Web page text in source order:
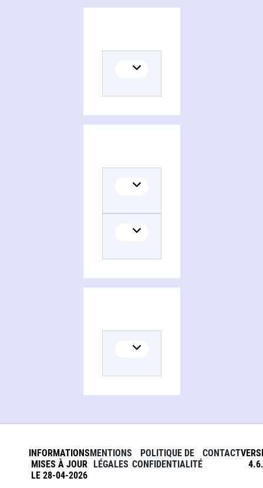
INFORMATIONS
MISES À JOUR
LE 28-04-2026
MENTIONS
LÉGALES
POLITIQUE DE
CONFIDENTIALITÉ
CONTACT